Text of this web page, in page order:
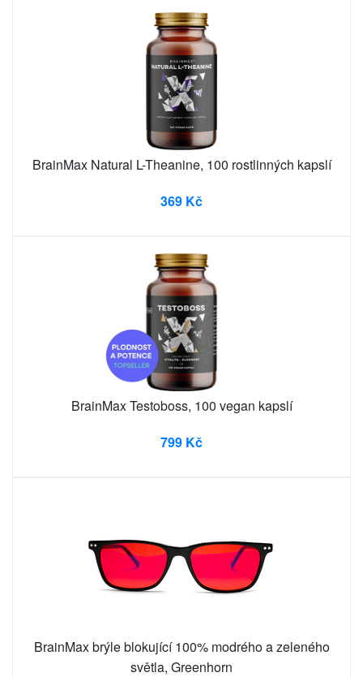
BrainMax Natural L-Theanine, 100 rostlinných kapslí
369 Kč
BrainMax Testoboss, 100 vegan kapslí
799 Kč
BrainMax brýle blokující 100% modrého a zeleného
světla, Greenhorn